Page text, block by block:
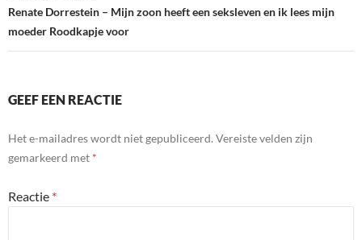
Renate Dorrestein – Mijn zoon heeft een seksleven en ik lees mijn
moeder Roodkapje voor
GEEF EEN REACTIE
Het e-mailadres wordt niet gepubliceerd. Vereiste velden zijn
gemarkeerd met *
Reactie *